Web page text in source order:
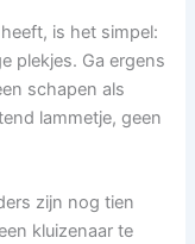
is het simpel:
plekjes. Ga ergens
schapen als
lammetje, geen
zijn nog tien
kluizenaar te